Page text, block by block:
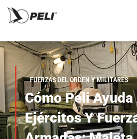
FUERZAS DEL ORDEN Y MILITARES
Cómo Peli Ayuda
Ejércitos Y